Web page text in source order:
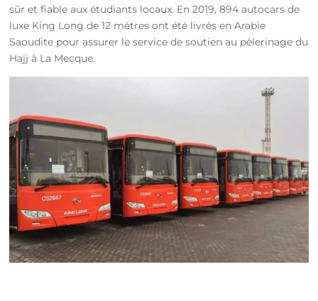
sûr et fiable aux étudiants locaux. En 2019, 894 autocars de
luxe King Long de 12 mètres ont été livrés en Arabie
Saoudite pour assurer le service de soutien au pèlerinage du
Hajj à La Mecque.